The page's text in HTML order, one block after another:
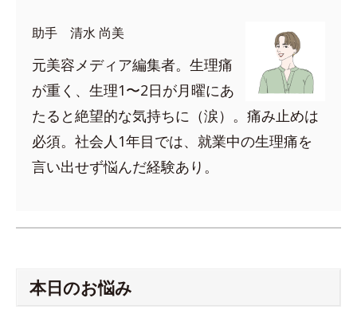
助手 清水 尚美
元美容メディア編集者。生理痛
が重く、生理1〜2日が月曜にあ
たると絶望的な気持ちに（涙）。痛み止めは
必須。社会人1年目では、就業中の生理痛を
言い出せず悩んだ経験あり。
本日のお悩み